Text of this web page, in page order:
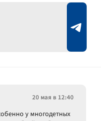
20 мая в 12:40
у многодетных